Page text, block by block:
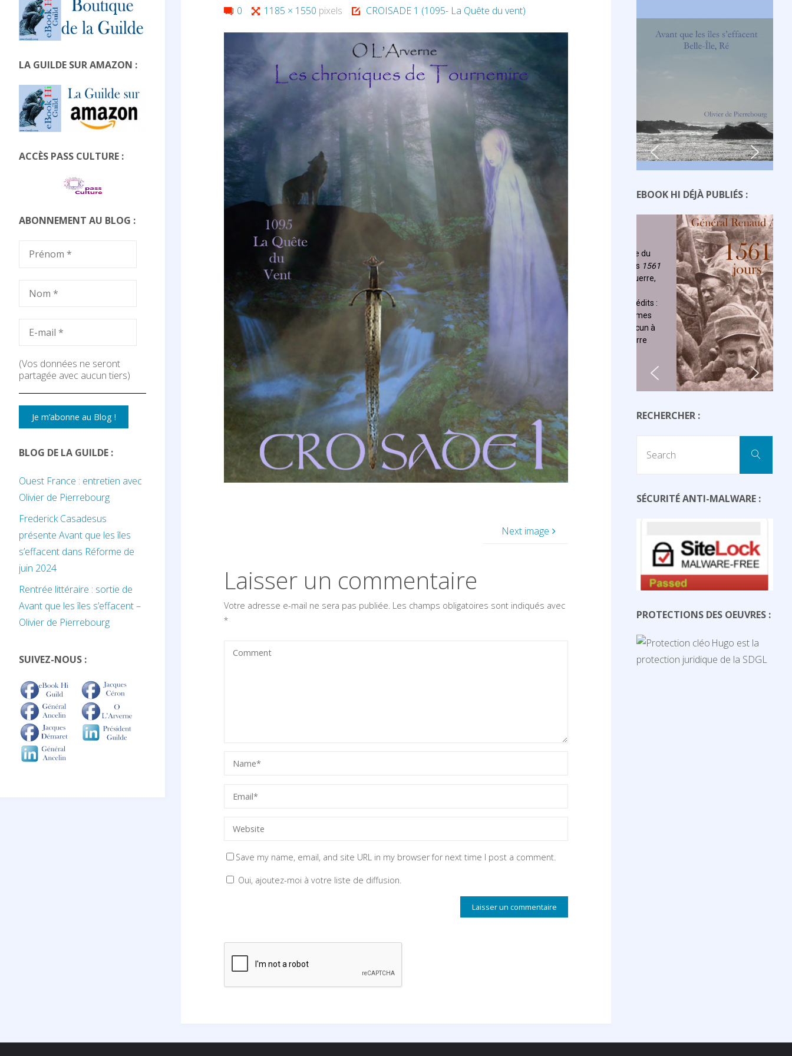
0
Full1185 × 1550 pixels CROISADE 1 (1095- La Quête du vent)
Next image
Laisser un commentaire
Votre adresse e-mail ne sera pas publiée. Les champs obligatoires sont indiqués avec
*
Save my name, email, and site URL in my browser for next time I post a comment.
Oui, ajoutez-moi à votre liste de diffusion.
LA GUILDE SUR AMAZON :
ACCÈS PASS CULTURE :
ABONNEMENT AU BLOG :
(Vos données ne seront
partagée avec aucun tiers)
BLOG DE LA GUILDE :
Ouest France : entretien avec
Olivier de Pierrebourg
Frederick Casadesus
présente Avant que les îles
s’effacent dans Réforme de
juin 2024
Rentrée littéraire : sortie de
Avant que les îles s’effacent –
Olivier de Pierrebourg
SUIVEZ-NOUS :
EBOOK HI DÉJÀ PUBLIÉS :
RECHERCHER :
Search
SÉCURITÉ ANTI-MALWARE :
PROTECTIONS DES OEUVRES :
Hugo est la
protection juridique de la SDGL